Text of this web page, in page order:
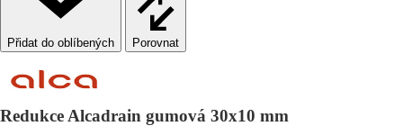
Porovnat
Redukce Alcadrain gumová 30x10 mm